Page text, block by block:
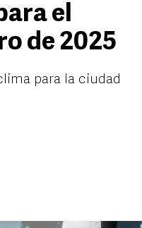
el
de 2025
para la ciudad